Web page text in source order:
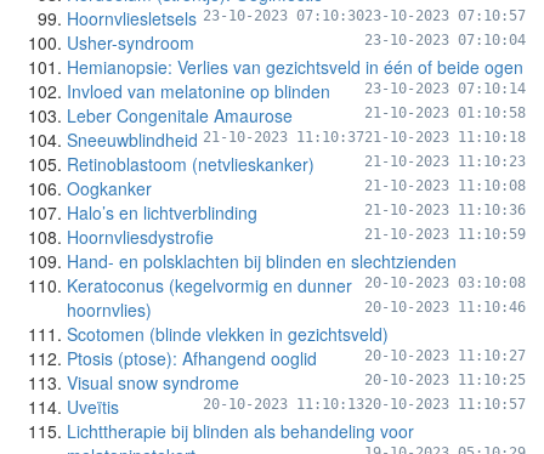
23-10-2023 07:10:57
Hoornvliesletsels 23-10-2023 07:10:30
Usher-syndroom 23-10-2023 07:10:04
Hemianopsie: Verlies van gezichtsveld in één of beide ogen
23-10-2023 07:10:14
Invloed van melatonine op blinden
21-10-2023 01:10:58
Leber Congenitale Amaurose
21-10-2023 11:10:18
Sneeuwblindheid 21-10-2023 11:10:37
Retinoblastoom (netvlieskanker) 21-10-2023 11:10:23
Oogkanker 21-10-2023 11:10:08
Halo’s en lichtverblinding 21-10-2023 11:10:36
Hoornvliesdystrofie 21-10-2023 11:10:59
Hand- en polsklachten bij blinden en slechtzienden
20-10-2023 03:10:08
Keratoconus (kegelvormig en dunner
hoornvlies)
20-10-2023 11:10:46
Scotomen (blinde vlekken in gezichtsveld)
20-10-2023 11:10:27
Ptosis (ptose): Afhangend ooglid
20-10-2023 11:10:25
Visual snow syndrome
20-10-2023 11:10:57
Uveïtis 20-10-2023 11:10:13
Lichttherapie bij blinden als behandeling voor